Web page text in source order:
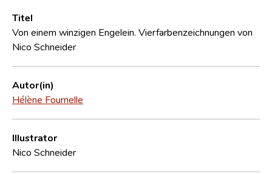
Forschungsgruppe
Titel
Von einem winzigen Engelein. Vierfarbenzeichnungen von
Nico Schneider
Autor(in)
Hélène Fournelle
Illustrator
Nico Schneider